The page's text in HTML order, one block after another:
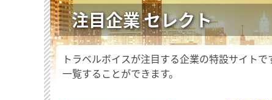
注目企業 セレクト
トラベルボイスが注目する企業の特設サイト
一覧することができます。